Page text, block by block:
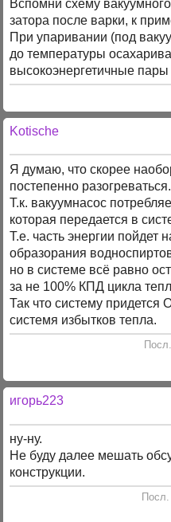
Вспомни схему
затора после варки, к
При упаривании (под
до температуры
высокоэнергетичные пары
Kotische
Я думаю, что скорее
постепенно разогреваться.
Т.к. вакуумнасос
которая передается в
Т.е. часть энергии пойдет
образорания
но в системе всё равно
за не 100% КПД цикла
Так что систему
системя избытков тепла.
игорь223
ну-ну.
Не буду далее мешать
конструкции.